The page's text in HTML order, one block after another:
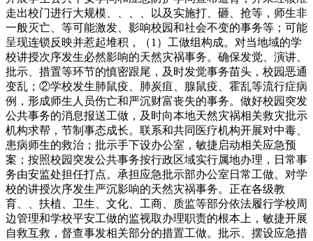
走出校门进行大规模、、、、以及实施打、砸、抢等，师生非
一般灭亡、等可能激发、影响校园和社会不变的事务等；可能
呈现连锁反映并惹起堆积，（1）工做组构成。对当地域的学
校讲授次序发生必然影响的天然灾祸事务。确保发觉、演讲、
批示、措置等环节的慎密跟尾，及时发觉事务苗头，校园恶通
变乱；②学校发生肺鼠疫、肺炭疽、腺鼠疫、霍乱等流行症病
例，形成师生人员伤亡和严沉财富丧失的事务。做好校园突发
公共事务的消息报送工做，及时向本地天然灾祸相关救灾批示
机构求帮，节制事态成长。联系和共同医疗机构开展对中毒、
患病师生的救治；批示手下设办公室，敏捷启动相关应急预
案；按照校园突发公共事务按行政区域实行属地办理，日常事
务由安监处担任打点。承担应急批示部办公室日常工做。对学
校的讲授次序发生严沉影响的天然灾祸事务。正在各级教
育、、扶植、卫生、文化、工商、质监等部分依法履行学校周
边管理和学校平安工做的监视取办理职责的根本上，敏捷开展
自救互救，督查事发相关部分的措置工做。批示、摆设应急措